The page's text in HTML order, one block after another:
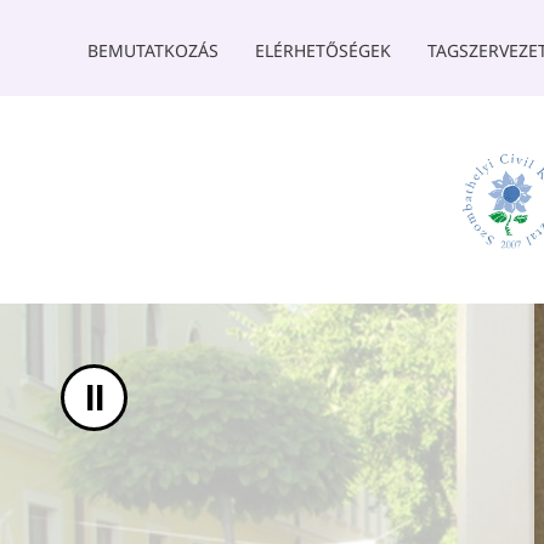
BEMUTATKOZÁS ELÉRHETŐSÉGEK
II